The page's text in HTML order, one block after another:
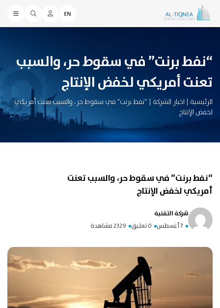
EN
“نفط برنت” في سقوط حر، والسبب
تعنت أمريكي لخفض الإنتاج
الرئيسية | اخبار الشركة | “نفط برنت” في سقوط حر، والسبب تعنت أمريكي
لخفض الإنتاج
“نفط برنت” في سقوط حر، والسبب تعنت
أمريكي لخفض الإنتاج
شركة التقنية
7 أغسطس 0 تعليق 2329 مشاهدة